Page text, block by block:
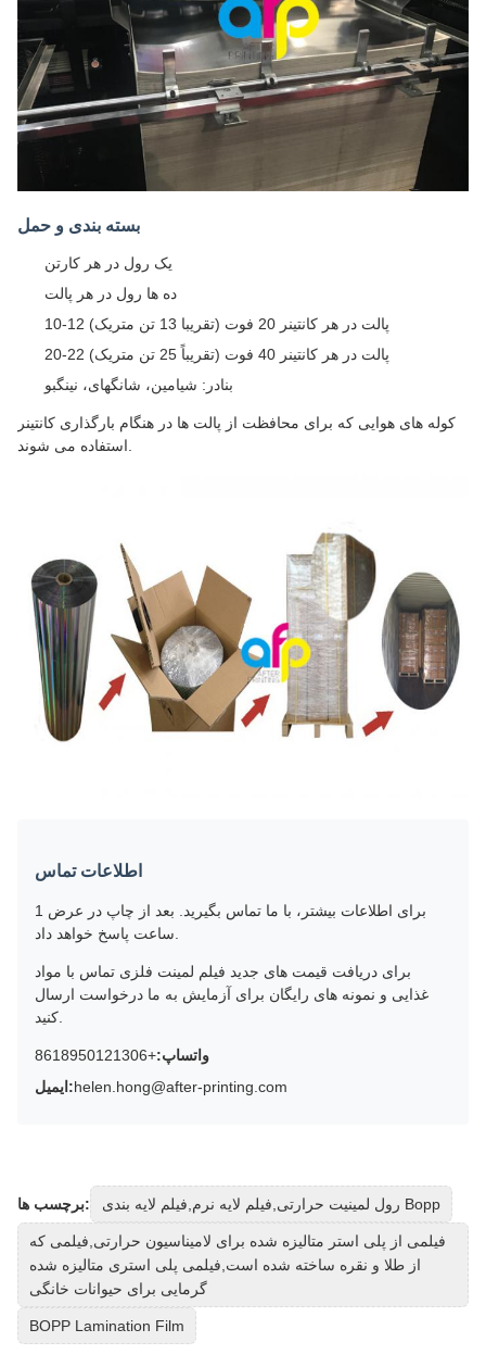
بسته بندی و حمل
یک رول در هر کارتن
ده ها رول در هر پالت
10-12 پالت در هر کانتینر 20 فوت (تقریبا 13 تن متریک)
20-22 پالت در هر کانتینر 40 فوت (تقریباً 25 تن متریک)
بنادر: شیامین، شانگهای، نینگبو
کوله های هوایی که برای محافظت از پالت ها در هنگام بارگذاری کانتینر
استفاده می شوند.
اطلاعات تماس
برای اطلاعات بیشتر، با ما تماس بگیرید. بعد از چاپ در عرض 1
برای دریافت قیمت های جدید فیلم لمینت فلزی تماس با مواد
غذایی و نمونه های رایگان برای آزمایش به ما درخواست ارسال
واتساپ:+8618950121306
ایمیل:helen.hong@after-printing.com
برچسب ها: رول لمینیت حرارتی,فیلم لایه نرم,فیلم لایه بندی Bopp
فیلمی از پلی استر متالیزه شده برای لامیناسیون حرارتی,فیلمی که
از طلا و نقره ساخته شده است,فیلمی پلی استری متالیزه شده
گرمایی برای حیوانات خانگی
BOPP Lamination Film